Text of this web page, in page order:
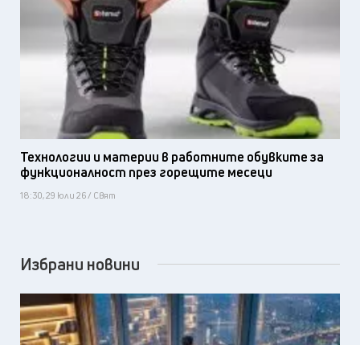
Технологии и материи в работните обувките за
функционалност през горещите месеци
18:30, 29 юли 26 / Свят
Избрани новини